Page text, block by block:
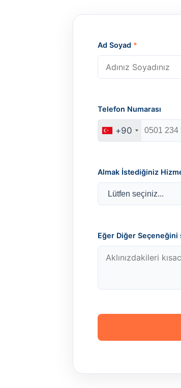
Ad Soyad *
Telefon Numarası
+90
Almak İstediğiniz
Eğer Diğer